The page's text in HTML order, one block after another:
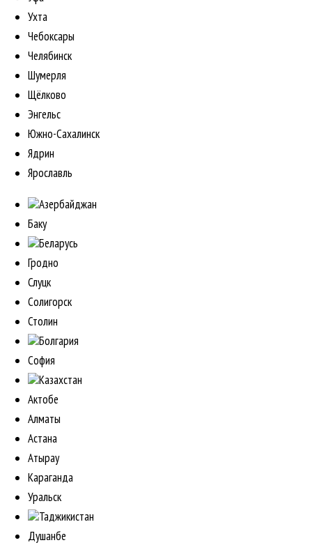
Ухта
Чебоксары
Челябинск
Шумерля
Щёлково
Энгельс
Южно-Сахалинск
Ядрин
Ярославль
Азербайджан
Баку
Беларусь
Гродно
Слуцк
Солигорск
Столин
Болгария
София
Казахстан
Актобе
Алматы
Астана
Атырау
Караганда
Уральск
Таджикистан
Душанбе